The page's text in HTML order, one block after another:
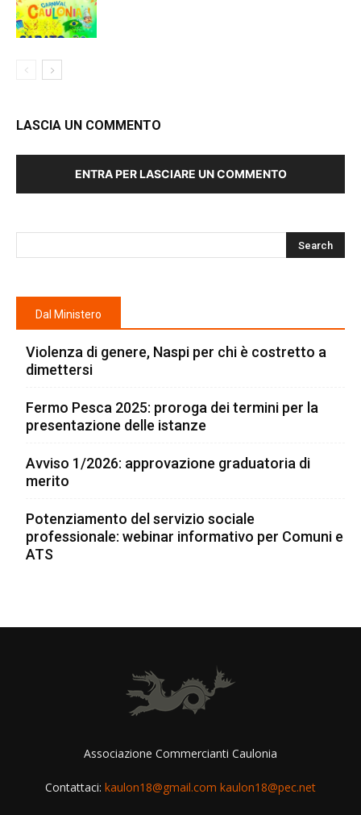
LASCIA UN COMMENTO
ENTRA PER LASCIARE UN COMMENTO
Dal Ministero
Violenza di genere, Naspi per chi è costretto a
dimettersi
Fermo Pesca 2025: proroga dei termini per la
presentazione delle istanze
Avviso 1/2026: approvazione graduatoria di
merito
Potenziamento del servizio sociale
professionale: webinar informativo per Comuni e
ATS
Associazione Commercianti Caulonia
Contattaci: kaulon18@gmail.com kaulon18@pec.net